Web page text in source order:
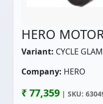
HERO
Variant: CYCLE
Company: HERO
₹ 77,359 | SKU: